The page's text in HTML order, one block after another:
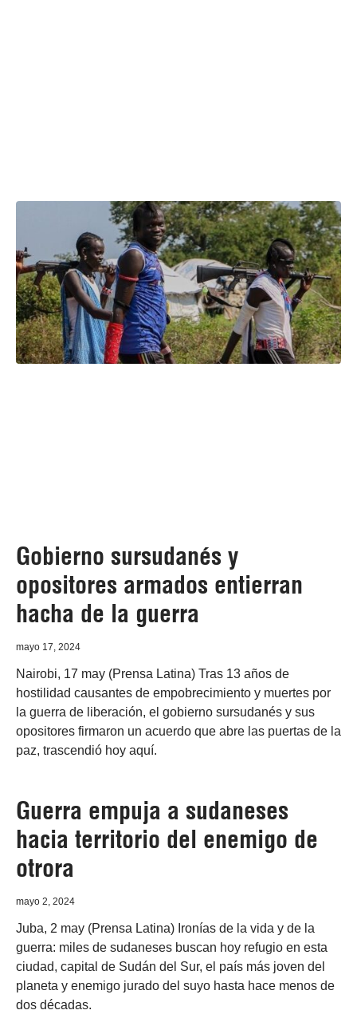
Gobierno sursudanés y
opositores armados entierran
hacha de la guerra
mayo 17, 2024
Nairobi, 17 may (Prensa Latina) Tras 13 años de
hostilidad causantes de empobrecimiento y muertes por
la guerra de liberación, el gobierno sursudanés y sus
opositores firmaron un acuerdo que abre las puertas de la
paz, trascendió hoy aquí.
Guerra empuja a sudaneses
hacia territorio del enemigo de
otrora
mayo 2, 2024
Juba, 2 may (Prensa Latina) Ironías de la vida y de la
guerra: miles de sudaneses buscan hoy refugio en esta
ciudad, capital de Sudán del Sur, el país más joven del
planeta y enemigo jurado del suyo hasta hace menos de
dos décadas.